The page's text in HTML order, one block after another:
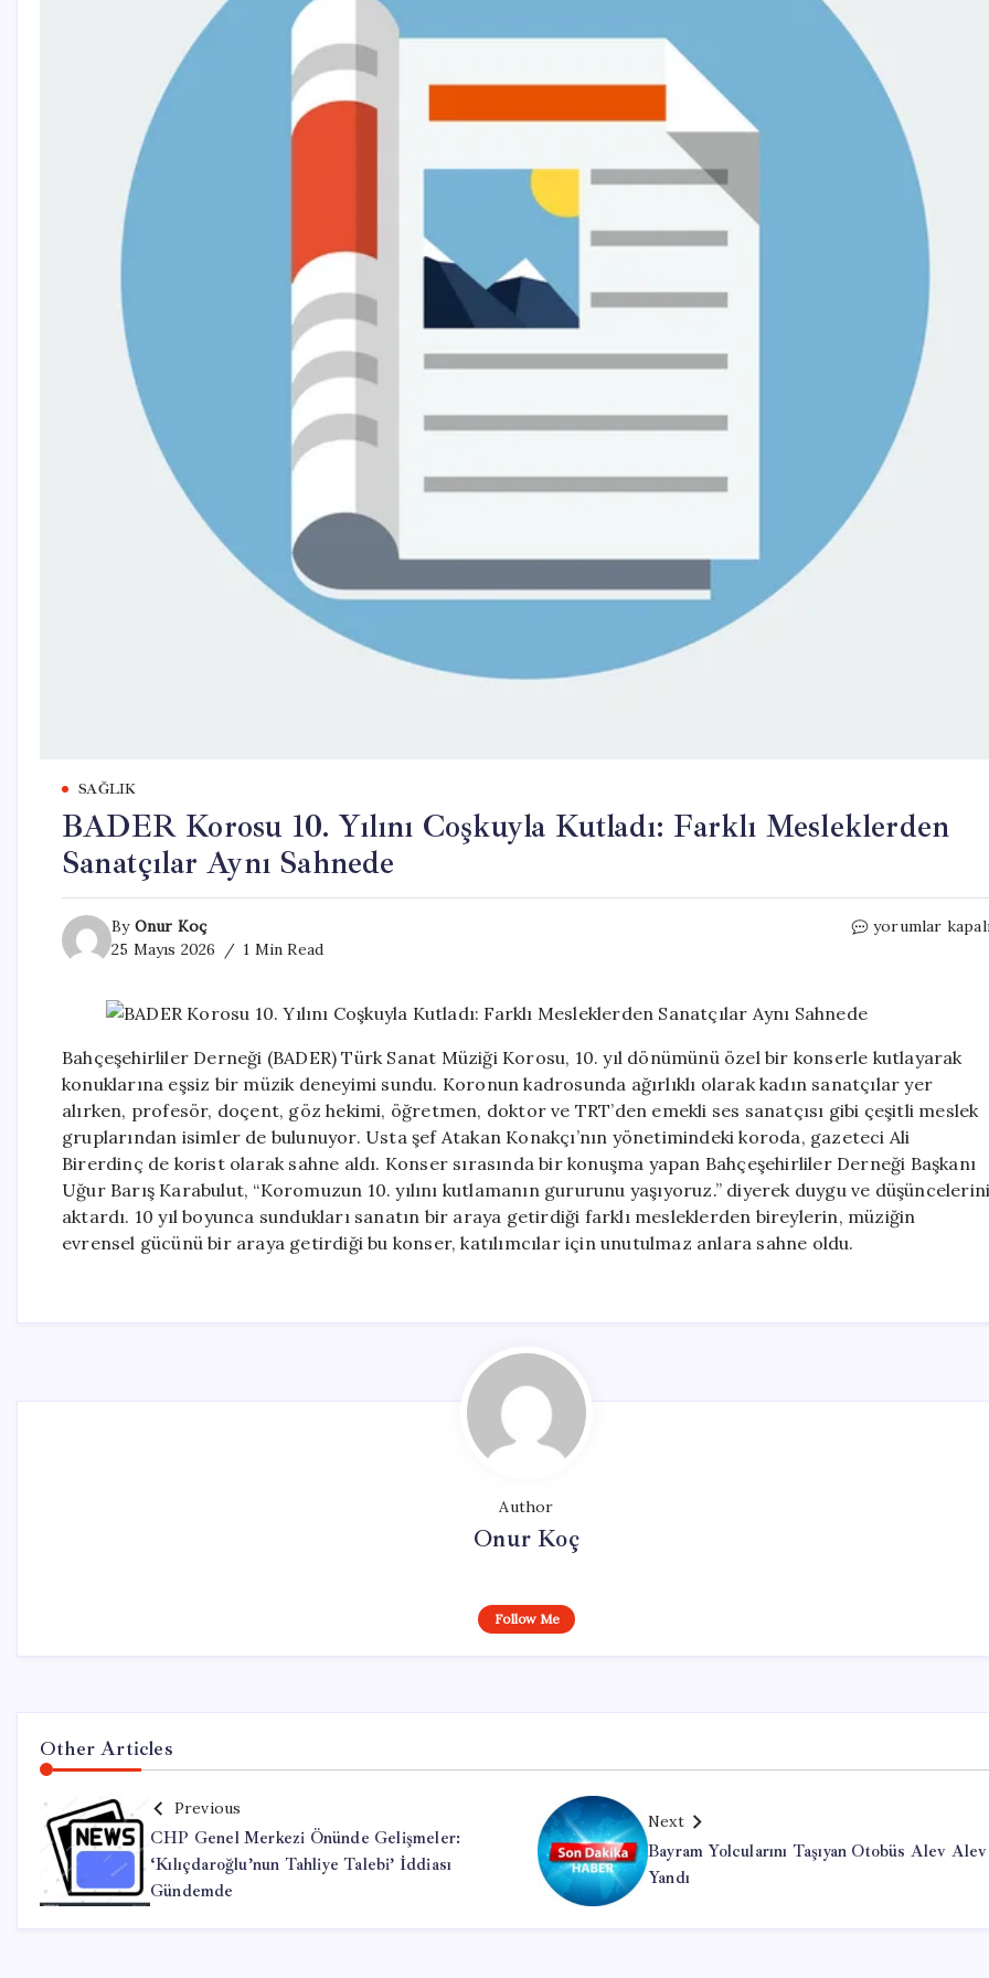
SAĞLIK
BADER Korosu 10. Yılını Coşkuyla Kutladı: Farklı Mesleklerden
Sanatçılar Aynı Sahnede
By Onur Koç
25 Mayıs 2026
1 Min Read
BADER
Farklı
Mesleklerden
Sanatçılar
Aynı
Sahnede
için
yorumlar
Bahçeşehirliler Derneği (BADER) Türk Sanat Müziği Korosu, 10. yıl dönümünü özel bir konserle kutlayarak
konuklarına eşsiz bir müzik deneyimi sundu. Koronun kadrosunda ağırlıklı olarak kadın sanatçılar yer
alırken, profesör, doçent, göz hekimi, öğretmen, doktor ve TRT’den emekli ses sanatçısı gibi çeşitli meslek
gruplarından isimler de bulunuyor. Usta şef Atakan Konakçı’nın yönetimindeki koroda, gazeteci Ali
Birerdinç de korist olarak sahne aldı. Konser sırasında bir konuşma yapan Bahçeşehirliler Derneği Başkanı
Uğur Barış Karabulut, “Koromuzun 10. yılını kutlamanın gururunu yaşıyoruz.” diyerek duygu ve
aktardı. 10 yıl boyunca sundukları sanatın bir araya getirdiği farklı mesleklerden bireylerin, müziğin
evrensel gücünü bir araya getirdiği bu konser, katılımcılar için unutulmaz anlara sahne oldu.
Author
Onur Koç
Follow Me
Other Articles
Previous
CHP Genel Merkezi Önünde Gelişmeler:
‘Kılıçdaroğlu’nun Tahliye Talebi’ İddiası
Gündemde
Next
Bayram Yolcularını Taşıyan Otobüs Alev Alev
Yandı